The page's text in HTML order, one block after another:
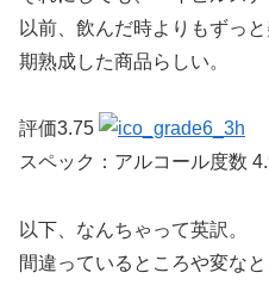
以前、飲んだ時よりもずっ
期熟成した商品らしい。
評価3.75
スペック：アルコール度数
以下、なんちゃって英訳。
間違っているところや変な